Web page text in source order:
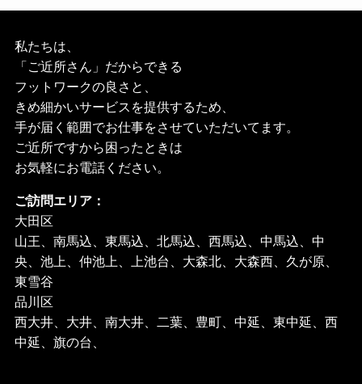
私たちは、
「ご近所さん」だからできる
フットワークの良さと、
きめ細かいサービスを提供するため、
手が届く範囲でお仕事をさせていただいてます。
ご近所ですから困ったときは
お気軽にお電話ください。
ご訪問エリア：
大田区
山王、南馬込、東馬込、北馬込、西馬込、中馬込、中
央、池上、仲池上、上池台、大森北、大森西、久が原、
東雪谷
品川区
西大井、大井、南大井、二葉、豊町、中延、東中延、西
中延、旗の台、